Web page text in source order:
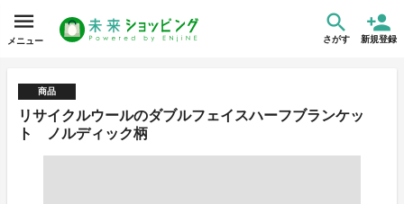
メニュー さがす 新規登録
商品
リサイクルウールのダブルフェイスハーフブランケッ
ト ノルディック柄